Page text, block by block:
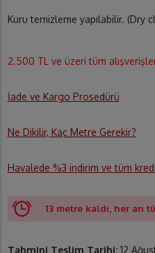
Kuru temizleme yapılabilir. (Dry
2.500 TL ve üzeri tüm
İade ve Kargo Prosedürü
Ne Dikilir, Kaç Metre Gerekir?
Havalede %3 indirim ve tüm
13 metre kaldı, her an
Tahmini Teslim Tarihi: 12